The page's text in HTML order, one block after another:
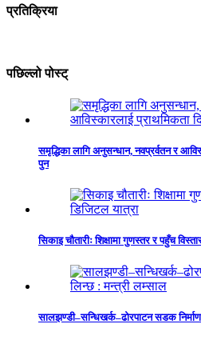
प्रतिक्रिया
पछिल्लो पोस्ट्
समृद्धिका लागि अनुसन्धान, नवप्रर्वतन र
पुन
सिकाइ चौतारीः शिक्षामा गुणस्तर र पहुँच
सालझण्डी–सन्धिखर्क–ढोरपाटन सडक